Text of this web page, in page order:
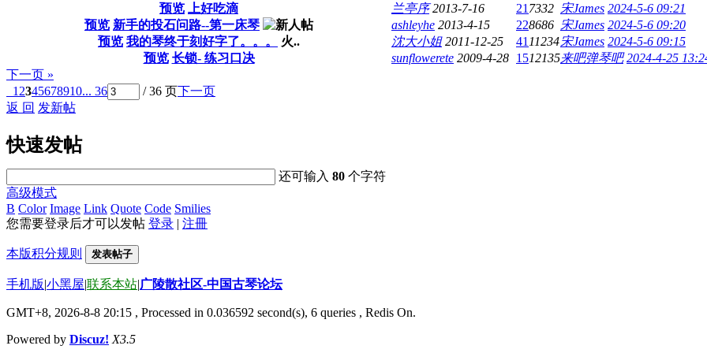
预览 上好吃滴 兰亭序 2013-7-16 21 7332 宋James 2024-5-6 09:21
预览 新手的投石问路--第一床琴 ashleyhe 2013-4-15 228686 宋James 2024-5-6 09:20
预览 我的琴终于刻好字了。。。 火.. 沈大小姐 2011-12-25 41 11234宋James 2024-5-6 09:15
预览 长锁- 练习口决 sunflowerete 2009-4-28 1512135来吧弹琴吧 2024-4-25
下一页 »
1 2345678910... 36 / 36 页下一页
返 回 发新帖
快速发帖
还可输入80 个字符
高级模式
B Color Image Link Quote Code Smilies
您需要登录后才可以发帖 登录 | 注冊
本版积分规则 发表帖子
手机版|小黑屋|联系本站|广陵散社区-中国古琴论坛
GMT+8, 2026-8-8 20:15 , Processed in 0.036592 second(s), 6 queries , Redis On.
Powered by Discuz! X3.5